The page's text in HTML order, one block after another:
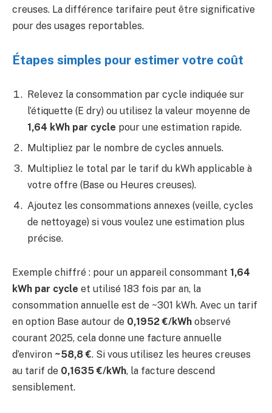
creuses. La différence tarifaire peut être significative
pour des usages reportables.
Étapes simples pour estimer votre coût
Relevez la consommation par cycle indiquée sur
l’étiquette (E dry) ou utilisez la valeur moyenne de
1,64 kWh par cycle pour une estimation rapide.
Multipliez par le nombre de cycles annuels.
Multipliez le total par le tarif du kWh applicable à
votre offre (Base ou Heures creuses).
Ajoutez les consommations annexes (veille, cycles
de nettoyage) si vous voulez une estimation plus
précise.
Exemple chiffré : pour un appareil consommant 1,64
kWh par cycle et utilisé 183 fois par an, la
consommation annuelle est de ~301 kWh. Avec un tarif
en option Base autour de 0,1952 €/kWh observé
courant 2025, cela donne une facture annuelle
d’environ ~58,8 €. Si vous utilisez les heures creuses
au tarif de 0,1635 €/kWh, la facture descend
sensiblement.